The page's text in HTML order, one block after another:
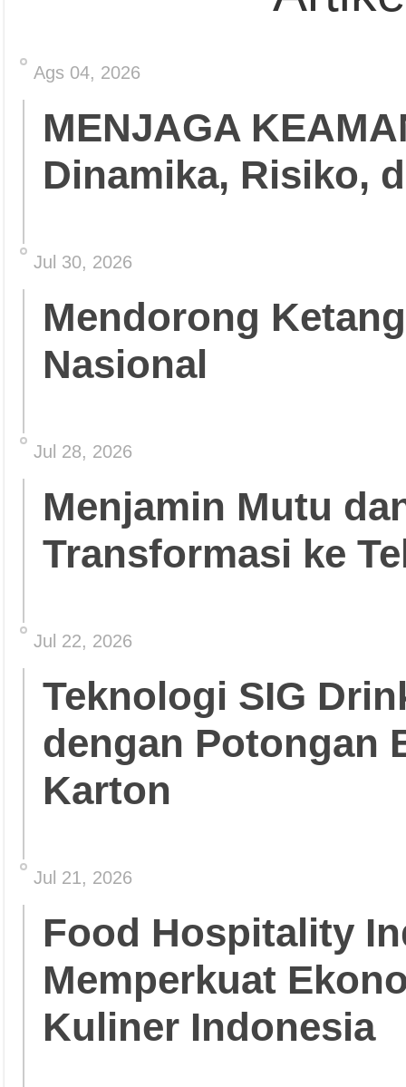
Ags 04, 2026
MENJAGA
Dinamika, Risiko,
Jul 30, 2026
Mendorong
Nasional
Jul 28, 2026
Menjamin Mutu
Transformasi ke
Jul 22, 2026
Teknologi SIG
dengan Potongan
Karton
Jul 21, 2026
Food Hospitality
Memperkuat
Kuliner Indonesia